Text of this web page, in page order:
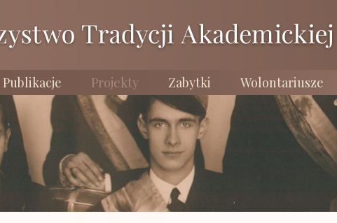
Publikacje Projekty Zabytki Wolontariusze